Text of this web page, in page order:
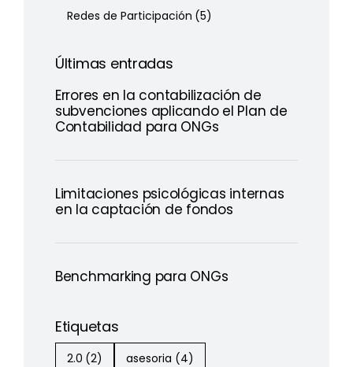
Redes de Participación (5)
Últimas entradas
Errores en la contabilización de
subvenciones aplicando el Plan de
Contabilidad para ONGs
Limitaciones psicológicas internas
en la captación de fondos
Benchmarking para ONGs
Etiquetas
2.0 (2) asesoria (4)